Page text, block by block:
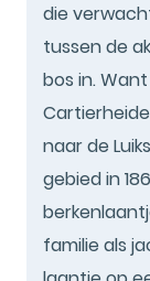
die
tussen de
bos in.
naar de
gebied in
familie als